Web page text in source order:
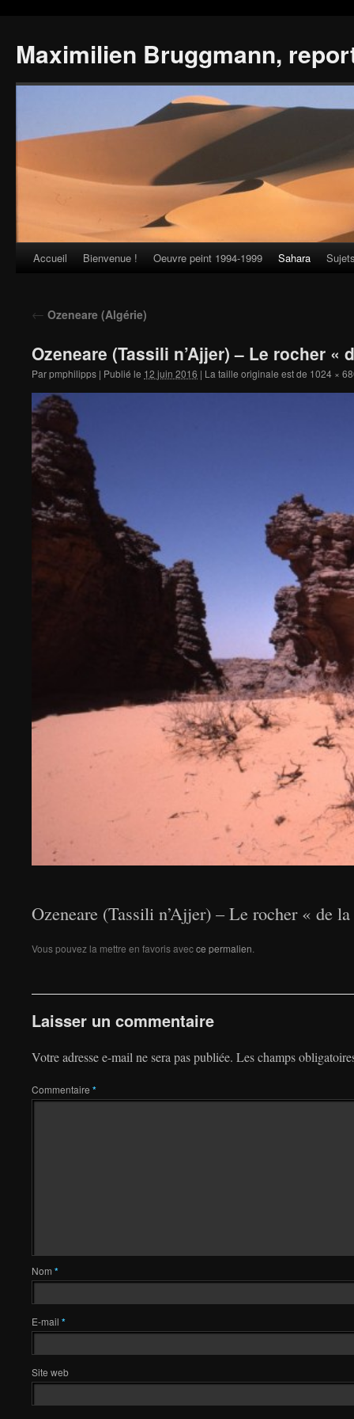
Maximilien Bruggmann,
Skip
content
Accueil Bienvenue ! Oeuvre peint 1994-1999 Sahara
← Ozeneare (Algérie)
Ozeneare (Tassili n’Ajjer) – Le rocher «
Parpmphilipps | Publié le 12 juin 2016 | La taille originale est de 1024 ×
Ozeneare (Tassili n’Ajjer) – Le rocher « de
Vous pouvez la mettre en favoris avecce permalien
Laisser un commentaire
Votre adresse e-mail ne sera pas publiée. Les champs
Commentaire *
Nom *
E-mail *
Site web